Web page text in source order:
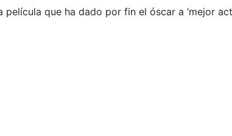
que ha dado por fin el óscar a ‘mejor